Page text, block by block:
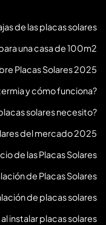
de las placas solares
una casa de 100m2
Placas Solares 2025
y cómo funciona?
solares necesito?
del mercado 2025
de las Placas Solares
de Placas Solares
de placas solares
instalar placas solares